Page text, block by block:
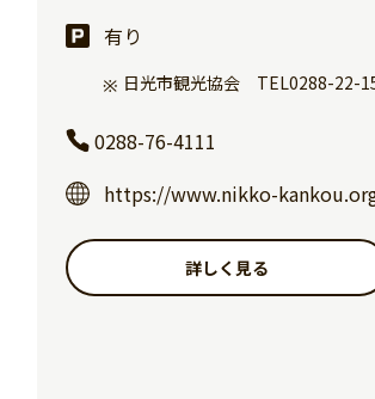
有り
日光市観光協会 TEL0288-22-
0288-76-4111
https://www.nikko-
詳しく見る